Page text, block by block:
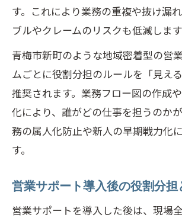
す。これにより業務の重複や抜け漏
ブルやクレームのリスクも低減します
青梅市新町のような地域密着型の営
ムごとに役割分担のルールを「見え
推奨されます。業務フロー図の作成
化により、誰がどの仕事を担うのか
務の属人化防止や新人の早期戦力化
す。
営業サポート導入後の役割分担
営業サポートを導入した後は、現場